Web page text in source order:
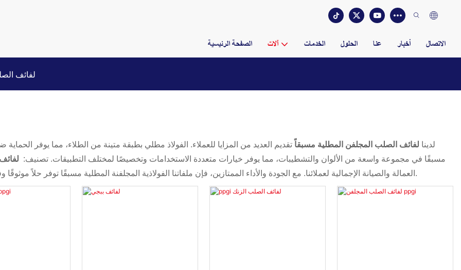
الصفحة الرئيسية آلات الخدمات الحلول عنا أخبار الاتصال
لفائف
لدينا لفائف الصلب المجلفن المطلية مسبقاً تقديم العديد من المزايا للعملاء. الفولاذ مطلي بطبقة متينة من الطلاء، مما يوفر
مسبقًا في مجموعة واسعة من الألوان والتشطيبات، مما يوفر خيارات متعددة الاستخدامات وتخصيصًا لمختلف التطبيقات. تصنيف:
العمالة والصيانة الإجمالية لعملائنا. مع الجودة والأداء الممتازين، فإن ملفاتنا الفولاذية المجلفنة المطلية مسبقًا توفر حلاً موثوقًا وفعالاً من حيث التكلفة لمجموعة متنوعة من احتياجات البناء والتصنيع.